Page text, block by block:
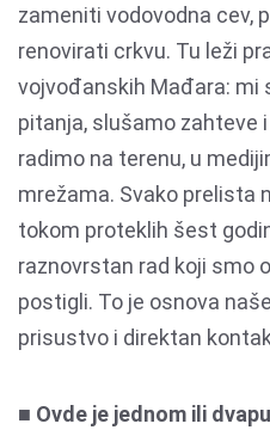
zameniti vodovodna cev,
renovirati crkvu. Tu leži
vojvođanskih Mađara: mi
pitanja, slušamo zahteve
radimo na terenu, u
mrežama. Svako prelista
tokom proteklih šest
raznovrstan rad koji smo
postigli. To je osnova
prisustvo i direktan
■ Ovde je jednom ili